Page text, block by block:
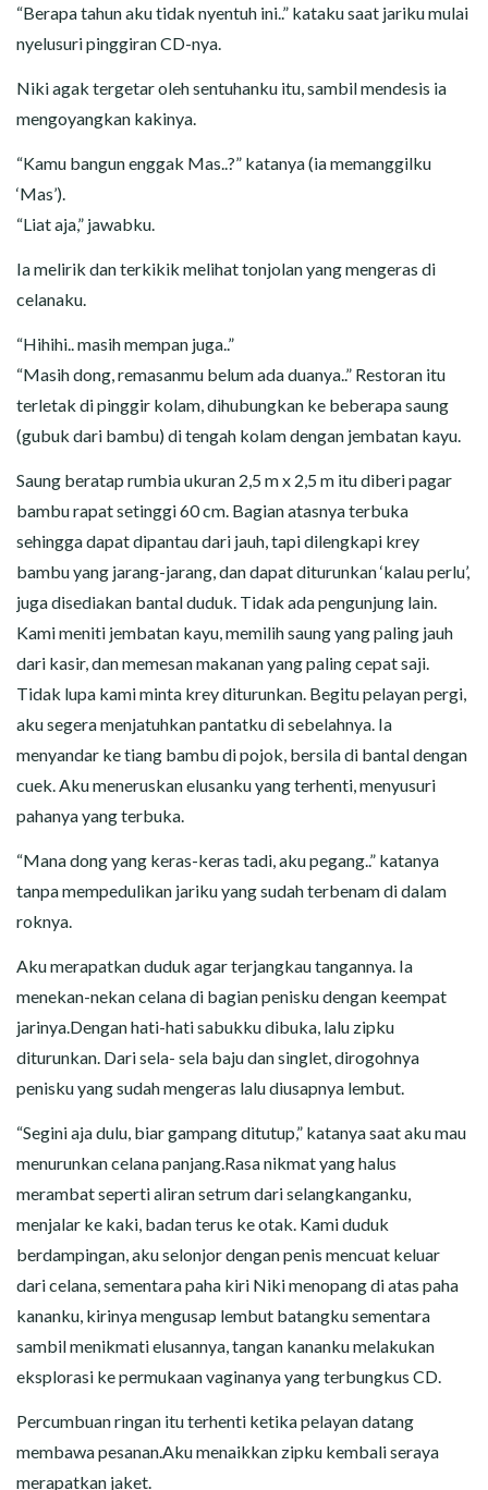
“Berapa tahun aku tidak nyentuh ini..” kataku saat jariku mulai
nyelusuri pinggiran CD-nya.
Niki agak tergetar oleh sentuhanku itu, sambil mendesis ia
mengoyangkan kakinya.
“Kamu bangun enggak Mas..?” katanya (ia memanggilku
‘Mas’).
“Liat aja,” jawabku.
Ia melirik dan terkikik melihat tonjolan yang mengeras di
celanaku.
“Hihihi.. masih mempan juga..”
“Masih dong, remasanmu belum ada duanya..” Restoran itu
terletak di pinggir kolam, dihubungkan ke beberapa saung
(gubuk dari bambu) di tengah kolam dengan jembatan kayu.
Saung beratap rumbia ukuran 2,5 m x 2,5 m itu diberi pagar
bambu rapat setinggi 60 cm. Bagian atasnya terbuka
sehingga dapat dipantau dari jauh, tapi dilengkapi krey
bambu yang jarang-jarang, dan dapat diturunkan ‘kalau perlu’,
juga disediakan bantal duduk. Tidak ada pengunjung lain.
Kami meniti jembatan kayu, memilih saung yang paling jauh
dari kasir, dan memesan makanan yang paling cepat saji.
Tidak lupa kami minta krey diturunkan. Begitu pelayan pergi,
aku segera menjatuhkan pantatku di sebelahnya. Ia
menyandar ke tiang bambu di pojok, bersila di bantal dengan
cuek. Aku meneruskan elusanku yang terhenti, menyusuri
pahanya yang terbuka.
“Mana dong yang keras-keras tadi, aku pegang..” katanya
tanpa mempedulikan jariku yang sudah terbenam di dalam
roknya.
Aku merapatkan duduk agar terjangkau tangannya. Ia
menekan-nekan celana di bagian penisku dengan keempat
jarinya.Dengan hati-hati sabukku dibuka, lalu zipku
diturunkan. Dari sela- sela baju dan singlet, dirogohnya
penisku yang sudah mengeras lalu diusapnya lembut.
“Segini aja dulu, biar gampang ditutup,” katanya saat aku mau
menurunkan celana panjang.Rasa nikmat yang halus
merambat seperti aliran setrum dari selangkanganku,
menjalar ke kaki, badan terus ke otak. Kami duduk
berdampingan, aku selonjor dengan penis mencuat keluar
dari celana, sementara paha kiri Niki menopang di atas paha
kananku, kirinya mengusap lembut batangku sementara
sambil menikmati elusannya, tangan kananku melakukan
eksplorasi ke permukaan vaginanya yang terbungkus CD.
Percumbuan ringan itu terhenti ketika pelayan datang
membawa pesanan.Aku menaikkan zipku kembali seraya
merapatkan jaket.